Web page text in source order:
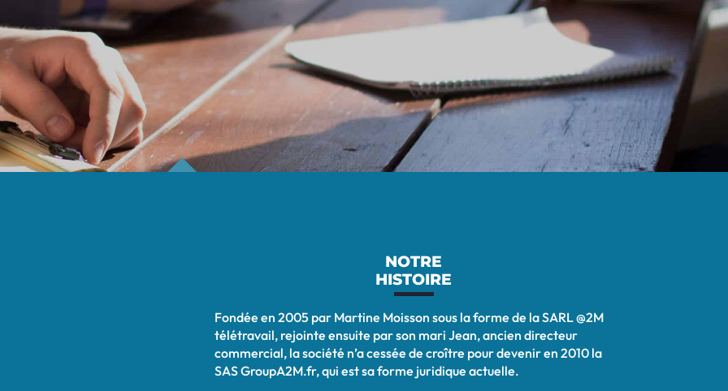
NOTRE
HISTOIRE
Fondée en 2005 par Martine Moisson sous la forme de la SARL @2M
télétravail, rejointe ensuite par son mari Jean, ancien directeur
commercial, la société n’a cessée de croître pour devenir en 2010 la
SAS GroupA2M.fr, qui est sa forme juridique actuelle.